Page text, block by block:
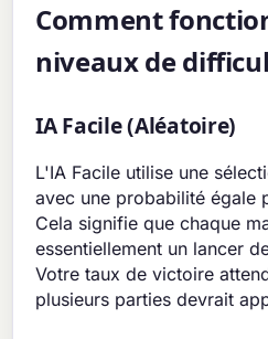
Comment
niveaux de
IA Facile (Aléatoire)
L'IA Facile utilise une
avec une probabilité égale
Cela signifie que chaque
essentiellement un lancer
Votre taux de victoire
plusieurs parties devrait